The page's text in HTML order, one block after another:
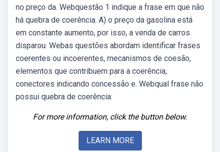
no preço da. Webquestão 1 indique a frase em que não
há quebra de coerência. A) o preço da gasolina está
em constante aumento, por isso, a venda de carros
disparou. Webas questões abordam identificar frases
coerentes ou incoerentes, mecanismos de coesão,
elementos que contribuem para a coerência,
conectores indicando concessão e. Webqual frase não
possui quebra de coerência:
For more information, click the button below.
LEARN MORE